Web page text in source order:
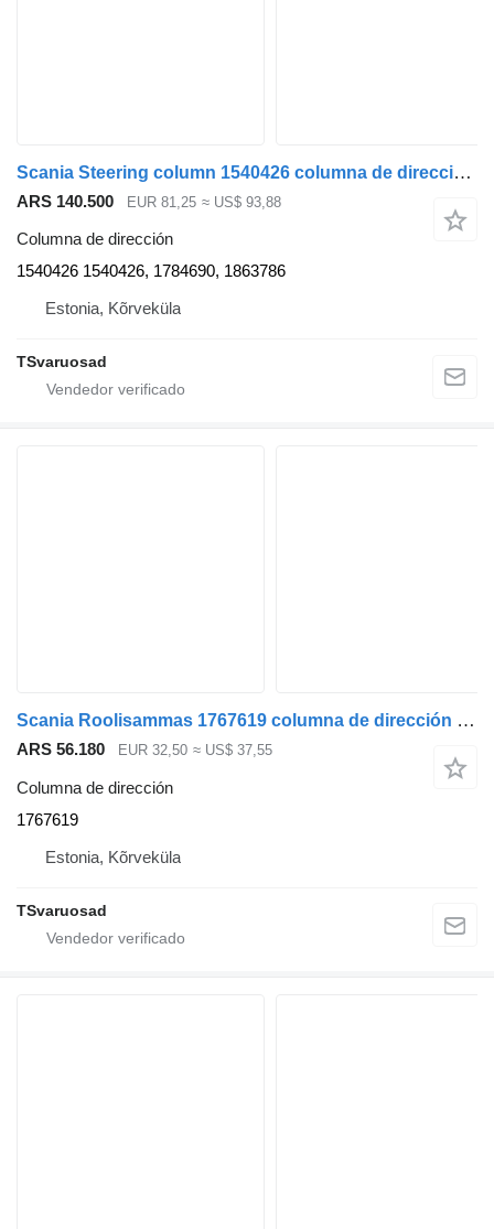
Scania Steering column 1540426 columna de dirección para Scania R480 cabeza tractora
ARS 140.500 EUR 81,25 ≈ US$ 93,88
Columna de dirección
1540426 1540426, 1784690, 1863786
Estonia, Kõrveküla
TSvaruosad
Scania Roolisammas 1767619 columna de dirección para Scania R480 cabeza tractora
ARS 56.180 EUR 32,50 ≈ US$ 37,55
Columna de dirección
1767619
Estonia, Kõrveküla
TSvaruosad